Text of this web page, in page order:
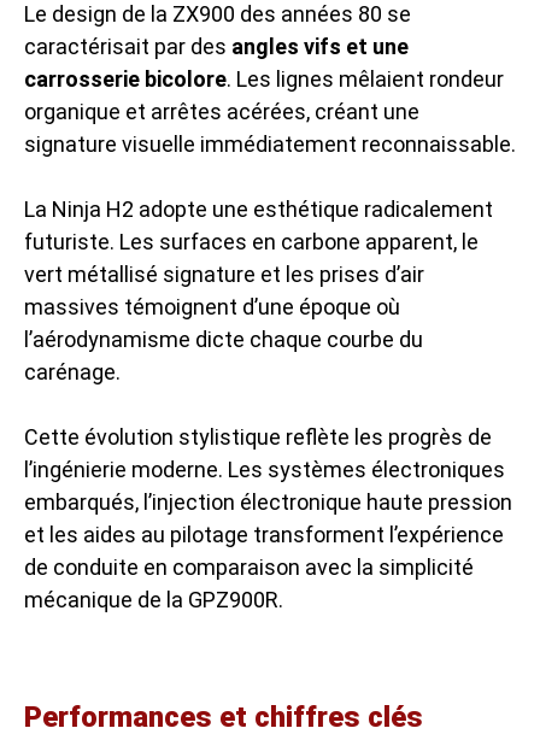
Le design de la ZX900 des années 80 se
caractérisait par des angles vifs et une
carrosserie bicolore. Les lignes mêlaient rondeur
organique et arrêtes acérées, créant une
signature visuelle immédiatement reconnaissable.
La Ninja H2 adopte une esthétique radicalement
futuriste. Les surfaces en carbone apparent, le
vert métallisé signature et les prises d’air
massives témoignent d’une époque où
l’aérodynamisme dicte chaque courbe du
carénage.
Cette évolution stylistique reflète les progrès de
l’ingénierie moderne. Les systèmes électroniques
embarqués, l’injection électronique haute pression
et les aides au pilotage transforment l’expérience
de conduite en comparaison avec la simplicité
mécanique de la GPZ900R.
Performances et chiffres clés